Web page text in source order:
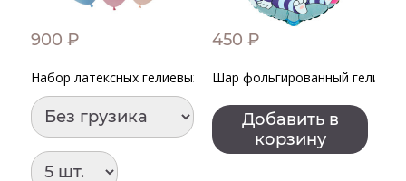
900 ₽
Набор латексных гелиевых шаров "ПоздравМяу" Котики
450 ₽
Шар фольгированный
Добавить в
корзину